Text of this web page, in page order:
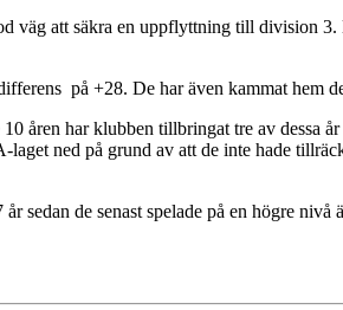
att säkra en uppflyttning till division
på +28. De har även kammat hem
åren har klubben tillbringat tre av dessa
ned på grund av att de inte hade
sedan de senast spelade på en högre